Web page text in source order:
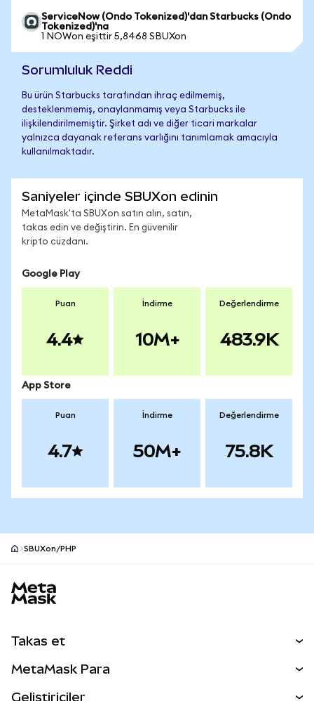
ServiceNow (Ondo Tokenized)'dan Starbucks (Ondo
Tokenized)'na
1 NOWon eşittir 5,8468 SBUXon
Sorumluluk Reddi
Bu ürün Starbucks tarafından ihraç edilmemiş,
desteklenmemiş, onaylanmamış veya Starbucks ile
ilişkilendirilmemiştir. Şirket adı ve diğer ticari markalar
yalnızca dayanak referans varlığını tanımlamak amacıyla
kullanılmaktadır.
Saniyeler içinde SBUXon edinin
MetaMask'ta SBUXon satın alın, satın,
takas edin ve değiştirin. En güvenilir
kripto cüzdanı.
Google Play
Puan
4.4
İndirme
10M+
Değerlendirme
483.9K
App Store
Puan
4.7
İndirme
50M+
Değerlendirme
75.8K
SBUXon/PHP
Takas et
MetaMask Para
Geliştiriciler